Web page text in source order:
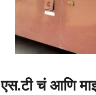
एस.टी चं आणि